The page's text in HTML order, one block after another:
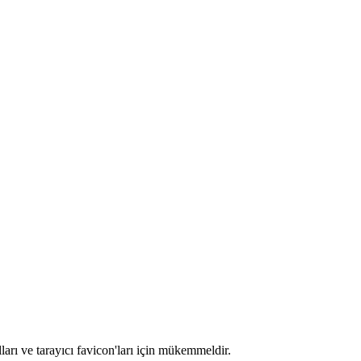
ve tarayıcı favicon'ları için mükemmeldir.